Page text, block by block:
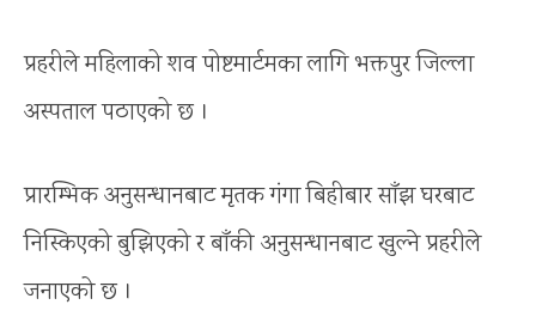
प्रहरीले महिलाको शव पोष्टमार्टमका लागि भक्तपुर जिल्ला
अस्पताल पठाएको छ ।
प्रारम्भिक अनुसन्धानबाट मृतक गंगा बिहीबार साँझ घरबाट
निस्किएको बुझिएको र बाँकी अनुसन्धानबाट खुल्ने प्रहरीले
जनाएको छ ।